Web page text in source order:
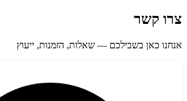
צרו קשר
אנחנו כאן בשבילכם — שאלות, הזמנות, ייעוץ